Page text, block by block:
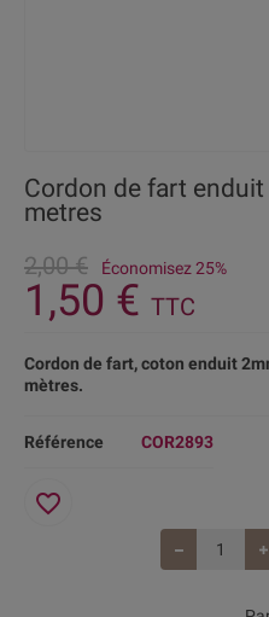
Cordon de fart
metres
2,00 €
Économisez 25%
1,50 € TTC
Cordon de fart, coton enduit
mètres.
Référence COR2893
favorite_border